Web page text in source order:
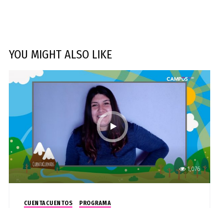
YOU MIGHT ALSO LIKE
1,076
CUENTACUENTOS PROGRAMA